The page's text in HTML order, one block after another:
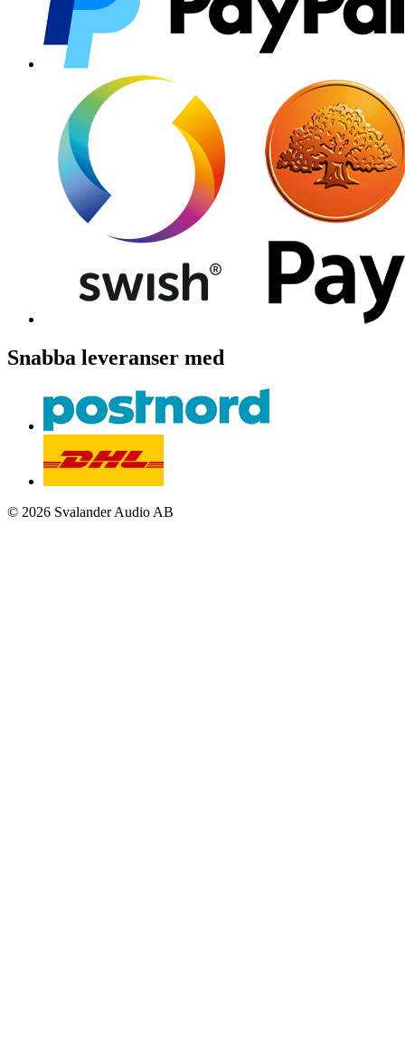
Snabba leveranser med
© 2026 Svalander Audio AB